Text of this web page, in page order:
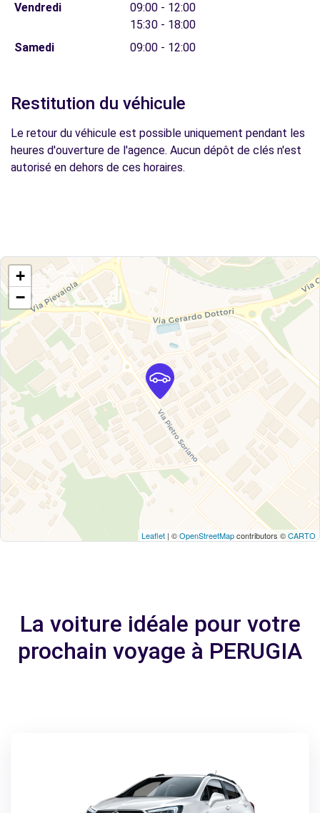
Vendredi
09:00 - 12:00
15:30 - 18:00
Samedi
09:00 - 12:00
Restitution du véhicule
Le retour du véhicule est possible uniquement pendant les
heures d'ouverture de l'agence. Aucun dépôt de clés n'est
autorisé en dehors de ces horaires.
+
−
Leaflet | ©OpenStreetMapcontributors ©CARTO
La voiture idéale pour votre
prochain voyage à PERUGIA